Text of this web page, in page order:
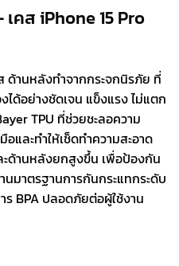
คส iPhone 15 Pro
ด้านหลังทำจากกระจกนิรภัย ที่
ได้อย่างชัดเจน แข็งแรง ไม่แตก
TPU ที่ช่วยชะลอความ
และทำให้เช็ดทำความสะอาด
ด้านหลังยกสูงขึ้น เพื่อป้องกัน
มาตรฐานการกันกระแทกระดับ
ร BPA ปลอดภัยต่อผู้ใช้งาน